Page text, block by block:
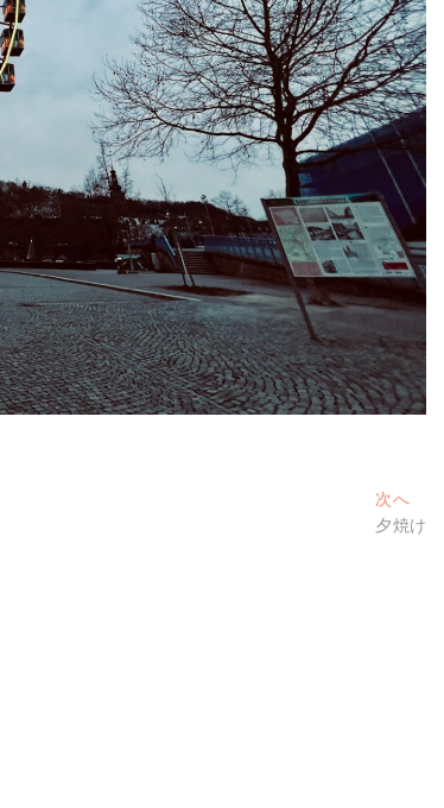
次へ次
の
夕焼け